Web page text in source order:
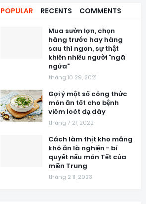
POPULAR RECENTS COMMENTS
Mua sườn lợn, chọn
hàng trước hay hàng
sau thì ngon, sự thật
khiến nhiều người "ngã
ngửa"
tháng 10 29, 2021
Gợi ý một số công thức
món ăn tốt cho bệnh
viêm loét dạ dày
tháng 7 21, 2022
Cách làm thịt kho măng
khô ăn là nghiện - bí
quyết nấu món Tết của
miền Trung
tháng 2 11, 2023